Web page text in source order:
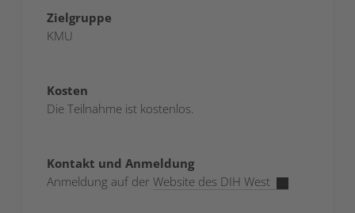
Zielgruppe
KMU
Kosten
Die Teilnahme ist kostenlos.
Kontakt und Anmeldung
Anmeldung auf der Website des DIH West